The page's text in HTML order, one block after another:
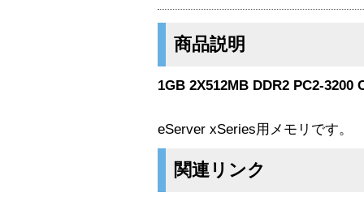
商品説明
1GB 2X512MB DDR2 PC2-
eServer xSeries用メモリです。
関連リンク